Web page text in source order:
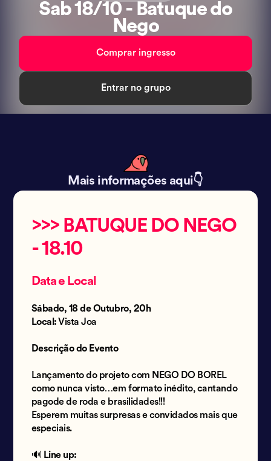
Sab 18/10 - Batuque do
Nego
Comprar ingresso
Entrar no grupo
Mais informações aqui👇
>>> BATUQUE DO NEGO
- 18.10
Data e Local
Sábado, 18 de Outubro, 20h
Local:Vista Joa
Descrição do Evento
Lançamento do projeto com NEGO DO BOREL
como nunca visto…em formato inédito, cantando
pagode de roda e brasilidades!!!
Esperem muitas surpresas e convidados mais que
especiais.
🔊 Line up: